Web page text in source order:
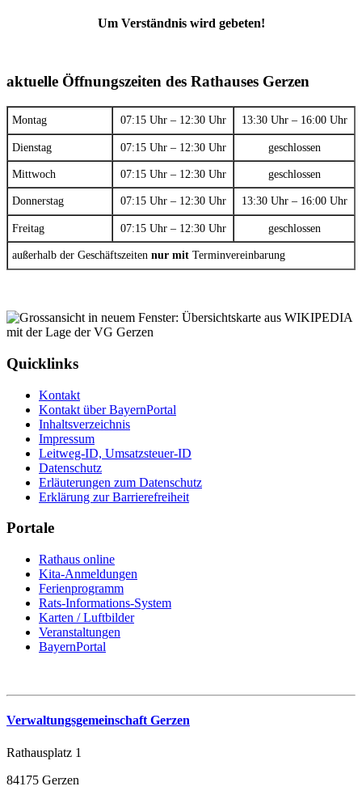
Um Verständnis wird gebeten!
aktuelle Öffnungszeiten des Rathauses Gerzen
Montag 07:15 Uhr – 12:30 Uhr 13:30 Uhr – 16:00 Uhr
Dienstag 07:15 Uhr – 12:30 Uhr geschlossen
Mittwoch 07:15 Uhr – 12:30 Uhr geschlossen
Donnerstag 07:15 Uhr – 12:30 Uhr 13:30 Uhr – 16:00 Uhr
Freitag 07:15 Uhr – 12:30 Uhr geschlossen
außerhalb der Geschäftszeiten nur mit Terminvereinbarung
Quicklinks
Kontakt
Kontakt über BayernPortal
Inhaltsverzeichnis
Impressum
Leitweg-ID, Umsatzsteuer-ID
Datenschutz
Erläuterungen zum Datenschutz
Erklärung zur Barrierefreiheit
Portale
Rathaus online
Kita-Anmeldungen
Ferienprogramm
Rats-Informations-System
Karten / Luftbilder
Veranstaltungen
BayernPortal
Verwaltungsgemeinschaft Gerzen
Rathausplatz 1
84175 Gerzen